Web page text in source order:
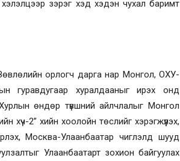
зэрэг хэд хэдэн чухал баримт
орлогч дарга нар Монгол,ОХУ-
гуравдугаар хуралдааныг ирэх онд
өндөр түвшний айлчлалыг Монгол
2” хийн хоолойн төслийг хэрэгжүүлэх,
Москва-Улаанбаатар чиглэлдшууд
Улаанбаатарт зохион байгуулах